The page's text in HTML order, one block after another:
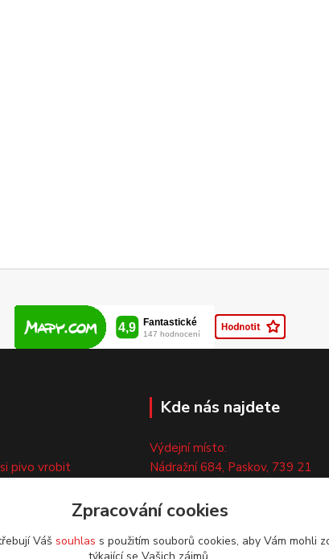
pivo vrobit
Kde nás najdete
Výdejní místo:
Nádražní 684, Paskov, 739 21
Pouze po předchozí tel. domluvě.
Zpracování cookies
Váš souhlas s použitím souborů cookies, aby Vám mohli